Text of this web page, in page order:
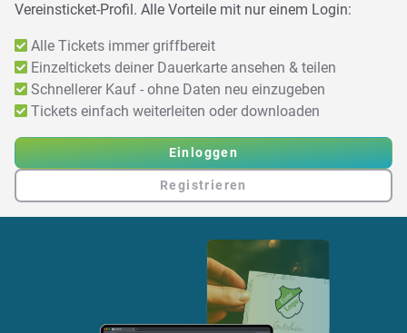
Vereinsticket-Profil. Alle Vorteile mit nur einem Login:
Alle Tickets immer griffbereit
Einzeltickets deiner Dauerkarte ansehen & teilen
Schnellerer Kauf - ohne Daten neu einzugeben
Tickets einfach weiterleiten oder downloaden
Einloggen
Registrieren